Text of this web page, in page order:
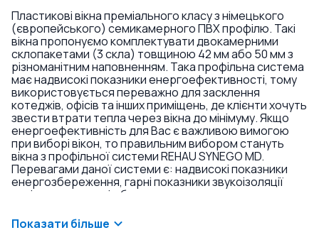
Пластикові вікна преміального класу з німецького
(європейського) семикамерного ПВХ профілю. Такі
вікна пропонуємо комплектувати двокамерними
склопакетами (3 скла) товщиною 42 мм або 50 мм з
різноманітним наповненням. Така профільна система
має надвисокі показники енергоефективності, тому
використовується переважно для засклення
котеджів, офісів та інших приміщень, де клієнти хочуть
звести втрати тепла через вікна до мінімуму. Якщо
енергоефективність для Вас є важливою вимогою
при виборі вікон, то правильним вибором стануть
вікна з профільної системи REHAU SYNEGO MD.
Перевагами даної системи є: надвисокі показники
енергозбереження, гарні показники звукоізоляції
навіть у комплекті з базовими склопакетами,
встановлення склопакетів великої товщини. Якщо ви
Показати більше